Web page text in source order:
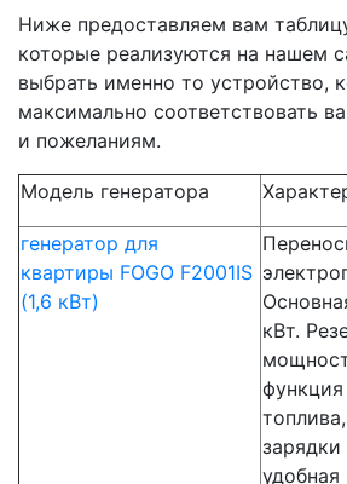
Ниже предоставляем вам
которые реализуются на нашем
выбрать именно то устройство,
максимально соответствовать
и пожеланиям.
Модель генератора
генератор для
квартиры FOGO F2001IS
(1,6 кВт)
кВт.
зарядки
удобная